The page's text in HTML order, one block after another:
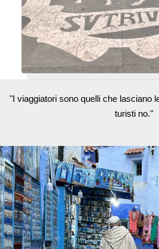
"I viaggiatori sono quelli che lasciano
turisti no."